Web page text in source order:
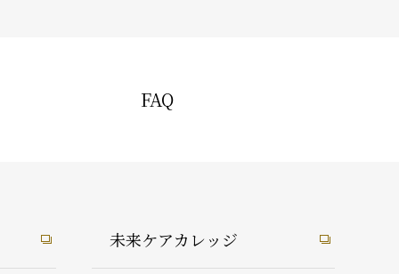
FAQ
未来ケアカレッジ